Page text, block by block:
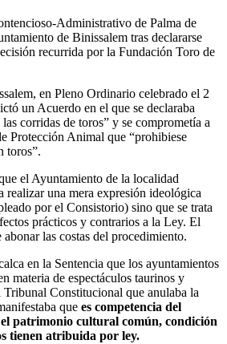
Administrativo de Palma de
de Binissalem tras declararse
recurrida por la Fundación Toro de
en Pleno Ordinario celebrado el 2
un Acuerdo en el que se declaraba
corridas de toros” y se comprometía a
Protección Animal que “prohibiese
toros”.
el Ayuntamiento de la localidad
realizar una mera expresión ideológica
por el Consistorio) sino que se trata
prácticos y contrarios a la Ley. El
las costas del procedimiento.
en la Sentencia que los ayuntamientos
materia de espectáculos taurinos y
Constitucional que anulaba la
que es competencia del
patrimonio cultural común, condición
tienen atribuida por ley.